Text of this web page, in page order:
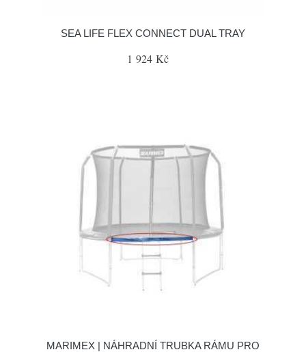
SEA LIFE FLEX CONNECT DUAL TRAY
1 924 Kč
MARIMEX | NÁHRADNÍ TRUBKA RÁMU PRO